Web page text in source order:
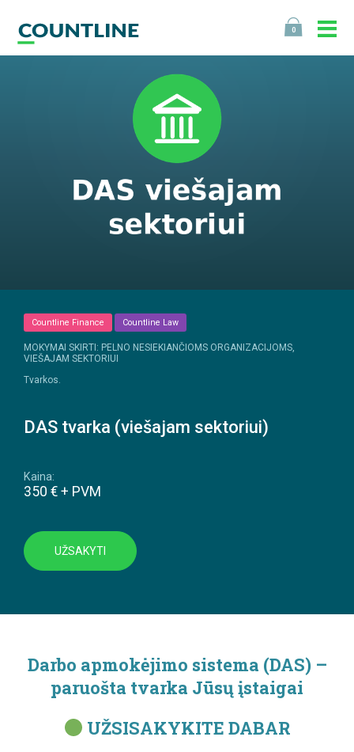
0
Countline Finance Countline Law
MOKYMAI SKIRTI: PELNO NESIEKIANČIOMS ORGANIZACIJOMS,
VIEŠAJAM SEKTORIUI
Tvarkos.
DAS tvarka (viešajam sektoriui)
Kaina:
350 € + PVM
UŽSAKYTI
Darbo apmokėjimo sistema (DAS) –
paruošta tvarka Jūsų įstaigai
UŽSISAKYKITE DABAR